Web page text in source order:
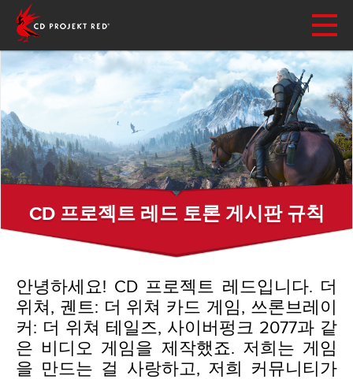
CD 프로젝트 레드 토론 게시판 규칙
안녕하세요! CD 프로젝트 레드입니다. 더
위쳐, 궨트: 더 위쳐 카드 게임, 쓰론브레이
커: 더 위쳐 테일즈, 사이버펑크 2077과 같
은 비디오 게임을 제작했죠. 저희는 게임
을 만드는 걸 사랑하고, 저희 커뮤니티가